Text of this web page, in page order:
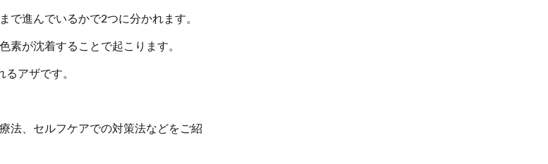
で進んでいるかで2つに分かれます。
素が沈着することで起こります。
アザです。
法、セルフケアでの対策法などをご紹